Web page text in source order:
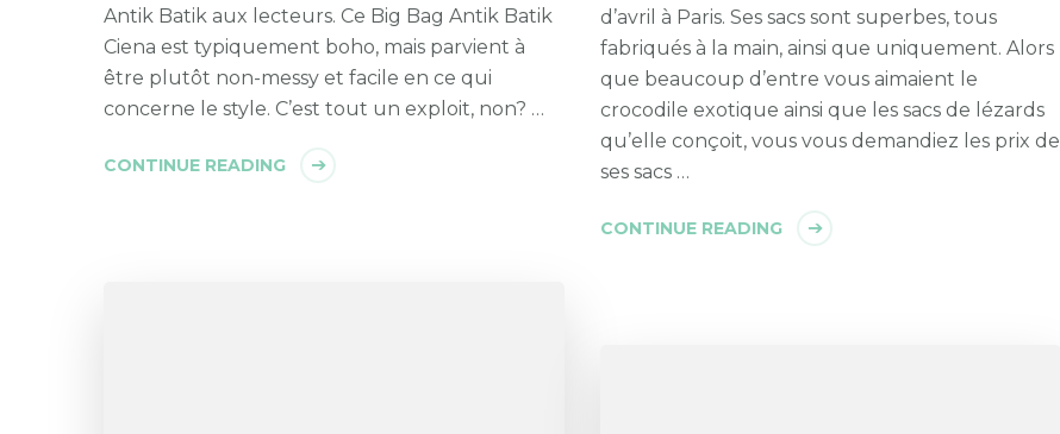
Antik Batik aux lecteurs. Ce Big Bag Antik Batik
Ciena est typiquement boho, mais parvient à
être plutôt non-messy et facile en ce qui
concerne le style. C’est tout un exploit, non? …
CONTINUE READING
d’avril à Paris. Ses sacs sont superbes, tous
fabriqués à la main, ainsi que uniquement. Alors
que beaucoup d’entre vous aimaient le
crocodile exotique ainsi que les sacs de lézards
qu’elle conçoit, vous vous demandiez les prix de
ses sacs …
CONTINUE READING